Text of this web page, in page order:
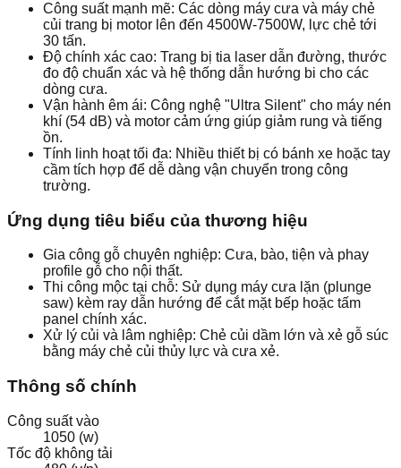
Công suất mạnh mẽ: Các dòng máy cưa và máy chẻ
củi trang bị motor lên đến 4500W-7500W, lực chẻ tới
30 tấn.
Độ chính xác cao: Trang bị tia laser dẫn đường, thước
đo độ chuẩn xác và hệ thống dẫn hướng bi cho các
dòng cưa.
Vận hành êm ái: Công nghệ "Ultra Silent" cho máy nén
khí (54 dB) và motor cảm ứng giúp giảm rung và tiếng
ồn.
Tính linh hoạt tối đa: Nhiều thiết bị có bánh xe hoặc tay
cầm tích hợp để dễ dàng vận chuyển trong công
trường.
Ứng dụng tiêu biểu của thương hiệu
Gia công gỗ chuyên nghiệp: Cưa, bào, tiện và phay
profile gỗ cho nội thất.
Thi công mộc tại chỗ: Sử dụng máy cưa lặn (plunge
saw) kèm ray dẫn hướng để cắt mặt bếp hoặc tấm
panel chính xác.
Xử lý củi và lâm nghiệp: Chẻ củi dầm lớn và xẻ gỗ súc
bằng máy chẻ củi thủy lực và cưa xẻ.
Thông số chính
Công suất vào
1050 (w)
Tốc độ không tải